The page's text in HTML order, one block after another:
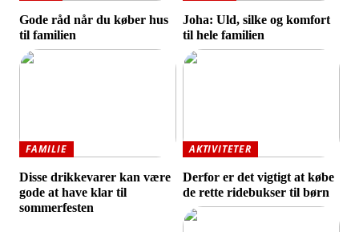
Gode råd når du køber hus
til familien
Joha: Uld, silke og komfort
til hele familien
FAMILIE
Disse drikkevarer kan være
gode at have klar til
sommerfesten
AKTIVITETER
Derfor er det vigtigt at købe
de rette ridebukser til børn